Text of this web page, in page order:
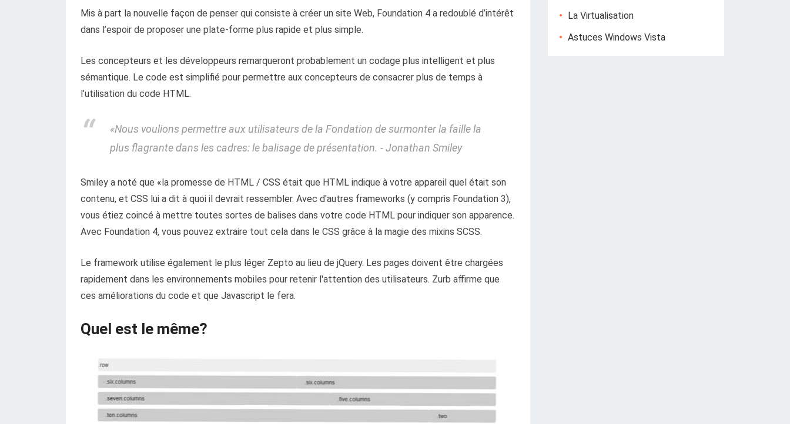
Mis à part la nouvelle façon de penser qui consiste à créer un site Web, Foundation 4 a redoublé d’intérêt
dans l’espoir de proposer une plate-forme plus rapide et plus simple.
Les concepteurs et les développeurs remarqueront probablement un codage plus intelligent et plus
sémantique. Le code est simplifié pour permettre aux concepteurs de consacrer plus de temps à
l’utilisation du code HTML.
«Nous voulions permettre aux utilisateurs de la Fondation de surmonter la faille la
plus flagrante dans les cadres: le balisage de présentation. - Jonathan Smiley
Smiley a noté que «la promesse de HTML / CSS était que HTML indique à votre appareil quel était son
contenu, et CSS lui a dit à quoi il devrait ressembler. Avec d'autres frameworks (y compris Foundation 3),
vous étiez coincé à mettre toutes sortes de balises dans votre code HTML pour indiquer son apparence.
Avec Foundation 4, vous pouvez extraire tout cela dans le CSS grâce à la magie des mixins SCSS.
Le framework utilise également le plus léger Zepto au lieu de jQuery. Les pages doivent être chargées
rapidement dans les environnements mobiles pour retenir l'attention des utilisateurs. Zurb affirme que
ces améliorations du code et que Javascript le fera.
Quel est le même?
La Virtualisation
Astuces Windows Vista